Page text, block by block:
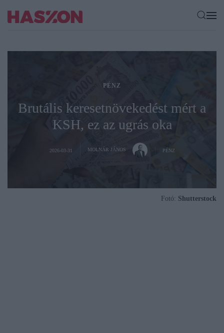
PÉNZ
Brutális keresetnövekedést mért a
KSH, ez az ugrás oka
2026-03-31 MOLNÁR JÁNOS PÉNZ
Fotó: Shutterstock